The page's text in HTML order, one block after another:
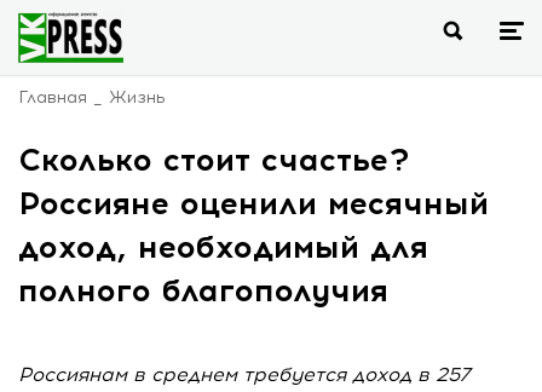
Главная Жизнь
Сколько стоит счастье?
Россияне оценили месячный
доход, необходимый для
полного благополучия
Россиянам в среднем требуется доход в 257